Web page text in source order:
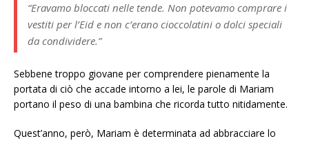
“Eravamo bloccati nelle tende. Non potevamo comprare i
vestiti per l’Eid e non c’erano cioccolatini o dolci speciali
da condividere.”
Sebbene troppo giovane per comprendere pienamente la
portata di ciò che accade intorno a lei, le parole di Mariam
portano il peso di una bambina che ricorda tutto nitidamente.
Quest’anno, però, Mariam è determinata ad abbracciare lo